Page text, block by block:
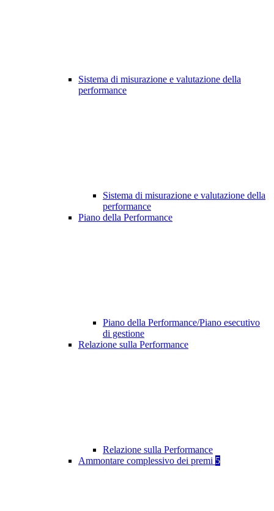
Sistema di misurazione e valutazione della
performance
Sistema di misurazione e valutazione della
performance
Piano della Performance
Piano della Performance/Piano esecutivo
di gestione
Relazione sulla Performance
Relazione sulla Performance
Ammontare complessivo dei premi 5